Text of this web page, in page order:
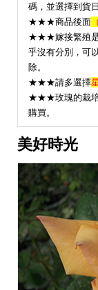
碼，並選擇到貨日
★★★商品後面
★★★嫁接繁殖是
乎沒有分別，可
除。
★★★請多選擇
★★★玫瑰的栽
購買。
美好時光